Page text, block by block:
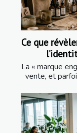
Ce que
La « marque
vente, et